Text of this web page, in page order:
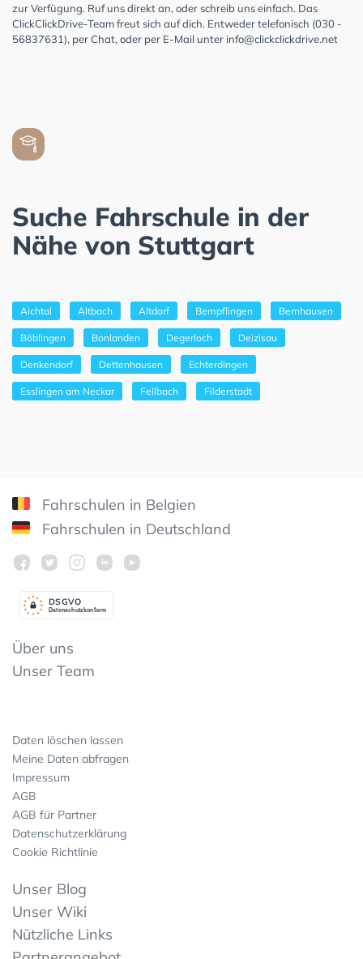
zur Verfügung. Ruf uns direkt an, oder schreib uns einfach. Das
ClickClickDrive-Team freut sich auf dich. Entweder telefonisch (030 -
56837631), per Chat, oder per E-Mail unter info@clickclickdrive.net
Suche Fahrschule in der
Nähe von Stuttgart
Aichtal Altbach Altdorf Bempflingen Bernhausen
Böblingen Bonlanden Degerloch Deizisau
Denkendorf Dettenhausen Echterdingen
Esslingen am Neckar Fellbach Filderstadt
Fahrschulen in Belgien
Fahrschulen in Deutschland
Datenschutzkonform
DSGVO
Über uns
Unser Team
Daten löschen lassen
Meine Daten abfragen
Impressum
AGB
AGB für Partner
Datenschutzerklärung
Cookie Richtlinie
Unser Blog
Unser Wiki
Nützliche Links